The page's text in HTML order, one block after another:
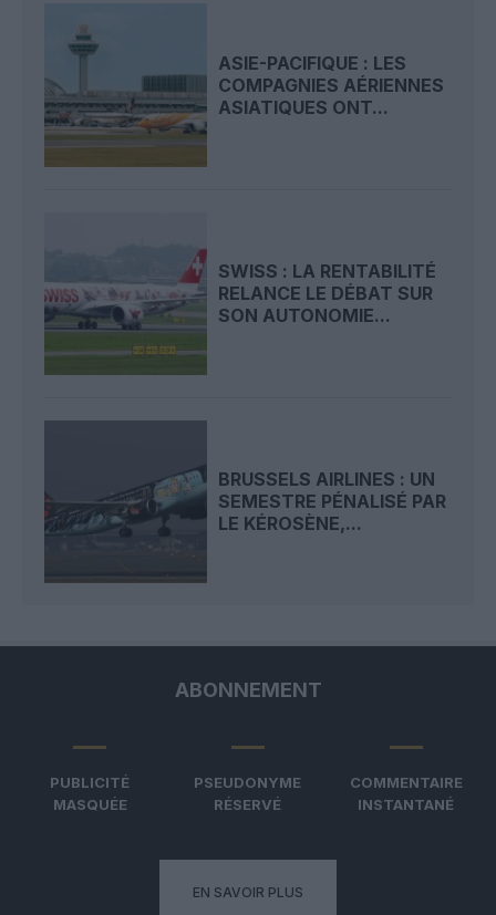
ASIE-PACIFIQUE : LES
COMPAGNIES AÉRIENNES
ASIATIQUES ONT...
SWISS : LA RENTABILITÉ
RELANCE LE DÉBAT SUR
SON AUTONOMIE...
BRUSSELS AIRLINES : UN
SEMESTRE PÉNALISÉ PAR
LE KÉROSÈNE,...
ABONNEMENT
PUBLICITÉ
MASQUÉE
PSEUDONYME
RÉSERVÉ
COMMENTAIRE
INSTANTANÉ
EN SAVOIR PLUS